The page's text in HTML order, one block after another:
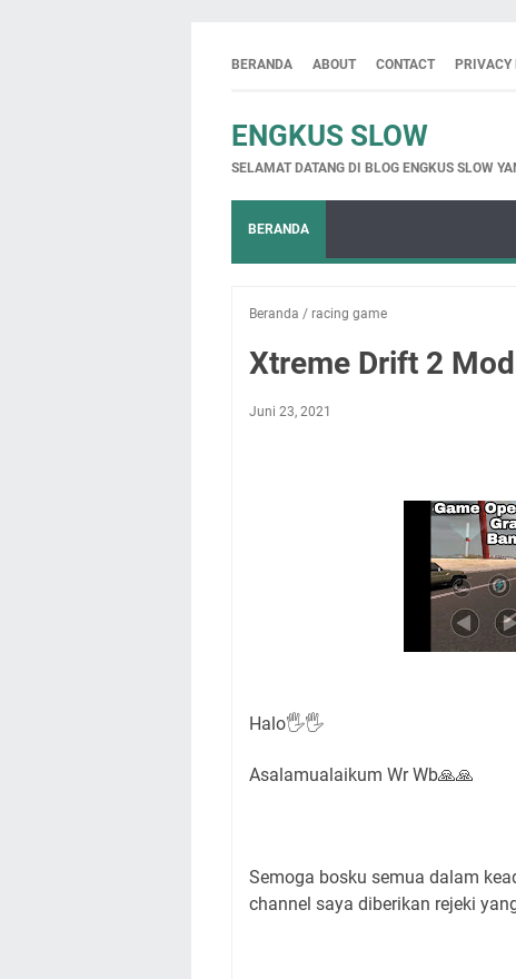
BERANDA ABOUT CONTACT PRIVACY
ENGKUS SLOW
SELAMAT DATANG DI BLOG ENGKUS SLOW
BERANDA
Beranda / racing game
Xtreme Drift 2
Juni 23, 2021
Halo🖐🖐
Asalamualaikum Wr Wb🙏🙏
Semoga bosku semua dalam
channel saya diberikan rejeki